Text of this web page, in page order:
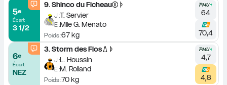
5e
Écart
3 1/2
9.Shinco du Ficheau
J :T. Servier
E :Mlle G. Menato
Poids :67 kg
64
70,4
6e
Écart
NEZ
3.Storm des Flos
J :L. Houssin
E :M. Rolland
Poids :70 kg
4,7
4,8